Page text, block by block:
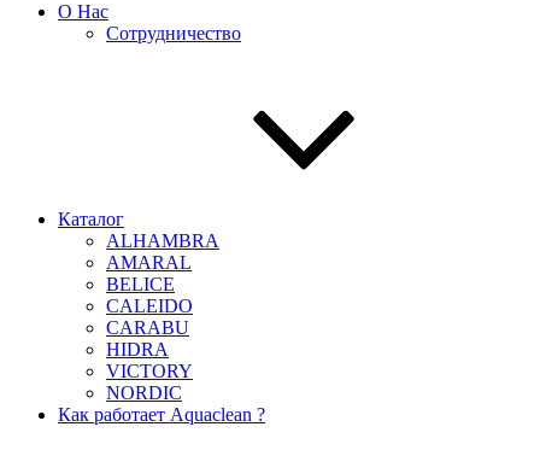
О Нас
Сотрудничество
Каталог
ALHAMBRA
AMARAL
BELICE
CALEIDO
CARABU
HIDRA
VICTORY
NORDIC
Как работает Aquaclean ?